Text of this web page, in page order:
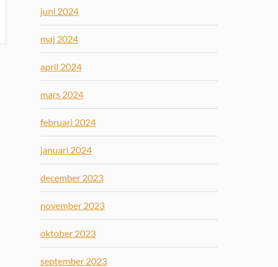
juni 2024
maj 2024
april 2024
mars 2024
februari 2024
januari 2024
december 2023
november 2023
oktober 2023
september 2023